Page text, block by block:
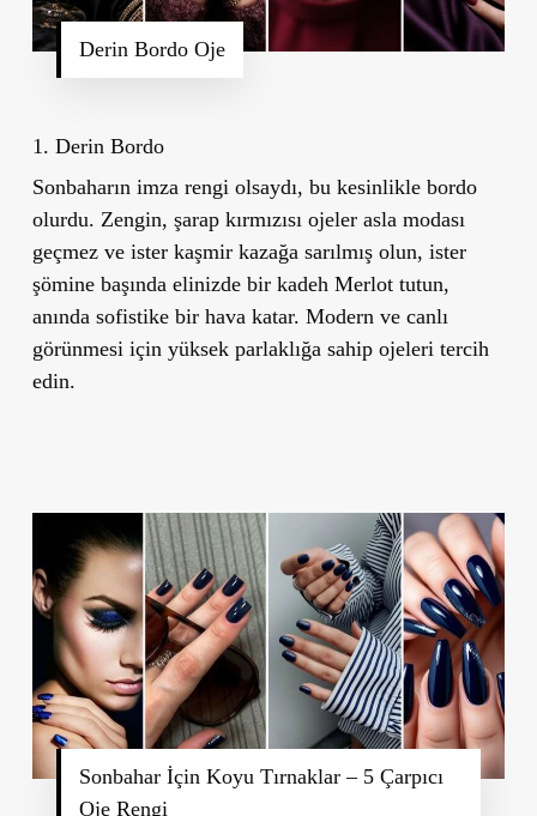
Derin Bordo Oje
1. Derin Bordo
Sonbaharın imza rengi olsaydı, bu kesinlikle bordo
olurdu. Zengin, şarap kırmızısı ojeler asla modası
geçmez ve ister kaşmir kazağa sarılmış olun, ister
şömine başında elinizde bir kadeh Merlot tutun,
anında sofistike bir hava katar. Modern ve canlı
görünmesi için yüksek parlaklığa sahip ojeleri tercih
edin.
Sonbahar İçin Koyu Tırnaklar – 5 Çarpıcı
Oje Rengi